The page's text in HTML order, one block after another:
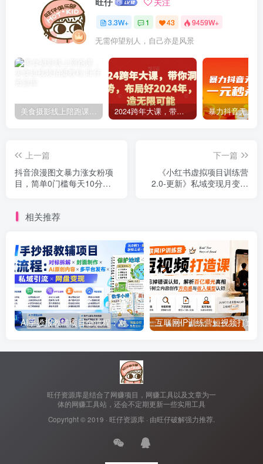
3.3W+ 1 43 9459W+
无需仰望别人，自己亦是风景
美食摄影线上陪跑课，美食短视频拍摄教程 2024跨年大课，​带你洞察趋势，布局好2024年，创造无限可能
上一篇
抖音浪漫图文暴力涨女粉项
目，简单0门槛每天10分钟
下一篇
《小红书虚拟项目训练营
2.0-更新》私域变现月变现
相关推荐
AI手抄报教辅项目全流程：对标拆解×封面制作×AI原创内容×多平台发布×私域引流×网盘变现
旺仔资源库是结合了网赚项目，网赚工具以及文章为一
体的网赚工具站，还会不定期更新一些实用工具
Copyright © 2019 · 旺仔资源库 · 由旺仔破解强力推荐.